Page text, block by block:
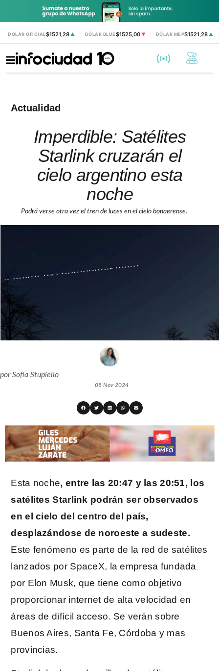
DÓLAR OFICIAL$1521,28 ▲ DÓLAR BLUE$1525,00 ▼ DÓLAR MEP$1521,28▲
Actualidad
Imperdible: Satélites
Starlink cruzarán el
cielo argentino esta
noche
Podrá verse otra vez el tren de luces en el cielo bonaerense.
porSofía Stupiello
08 Nov 2024
Esta noche, entre las 20:47 y las 20:51, los
satélites Starlink podrán ser observados
en el cielo del centro del país,
desplazándose de noroeste a sudeste.
Este fenómeno es parte de la red de satélites
lanzados por SpaceX, la empresa fundada
por Elon Musk, que tiene como objetivo
proporcionar internet de alta velocidad en
áreas de difícil acceso. Se verán sobre
Buenos Aires, Santa Fe, Córdoba y mas
provincias.